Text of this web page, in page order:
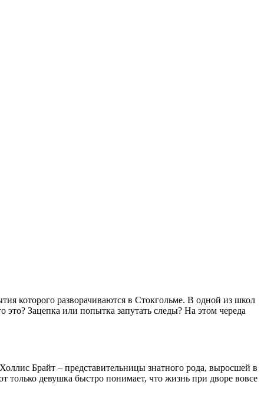
которого разворачиваются в Стокгольме. В одной из школ
Зацепка или попытка запутать следы? На этом череда
Брайт – представительницы знатного рода, выросшей в
только девушка быстро понимает, что жизнь при дворе вовсе